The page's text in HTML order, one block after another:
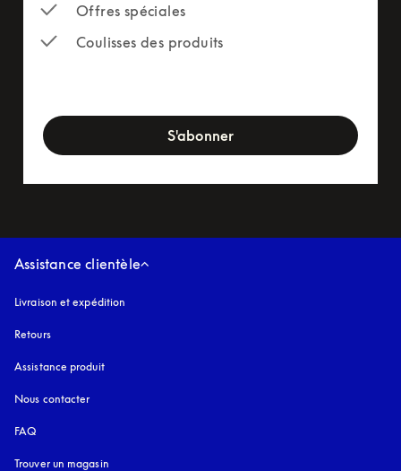
Offres spéciales
Coulisses des produits
S'abonner
Assistance clientèle
Livraison et expédition
Retours
Assistance produit
Nous contacter
FAQ
Trouver un magasin